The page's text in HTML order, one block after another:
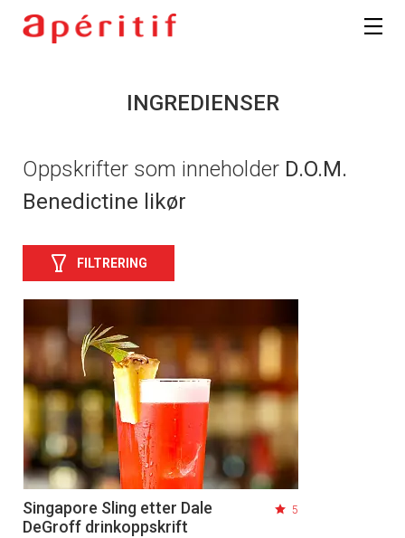
INGREDIENSER
Oppskrifter som inneholder D.O.M.
Benedictine likør
FILTRERING
Singapore Sling etter Dale
DeGroff drinkoppskrift
5